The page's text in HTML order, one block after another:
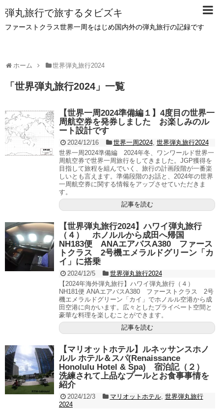
弾丸旅行で旅するタビズキ
ファーストクラス世界一周をはじめ国内外の弾丸旅行の記録です
ホーム 世界弾丸旅行2024
「 世界弾丸旅行2024 」 一覧
【世界一周2024準備編１】4度目の世界一
周航空券を発券しました お楽しみのル
ート設計です
2024/12/16 世界一周2024, 世界弾丸旅行2024
世界一周2024準備編 2024年冬、ワンワールド世界一
周航空券で世界一周旅行をしてきました。JGP獲得を
目指して旅程を組んでいく、旅行の計画段階が一番楽
しいとも言えます。準備段階のお話と、2024年の世界
一周航空券に関する情報をアップさせていただきま
す。
記事を読む
【世界弾丸旅行2024】ハワイ弾丸旅行
（４） ホノルルから成田へ帰国
NH183便 ANAエアバスA380 ファース
トクラス 2号機エメラルドグリーン「カ
イ」に搭乗
2024/12/5
世界弾丸旅行2024
【2024年海外弾丸旅行】ハワイ弾丸旅行（４）
NH181便 ANAエアバスA380 ファーストクラス 2号
機エメラルドグリーン「カイ」でホノルル空港から成
田空港に向かいます。広々としたプライベート空間と
豪華な料理を楽しむことができます。
記事を読む
【マリオットホテル】ルネッサンスホノ
ルル ホテル＆スパ(Renaissance
Honolulu Hotel & Spa) 宿泊記（２）
洗練されて上品なプールとお食事事情を
紹介
2024/12/3 マリオットホテル, 世界弾丸旅行
2024